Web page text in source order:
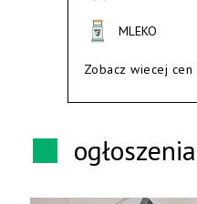
MLEKO
Zobacz wiecej cen